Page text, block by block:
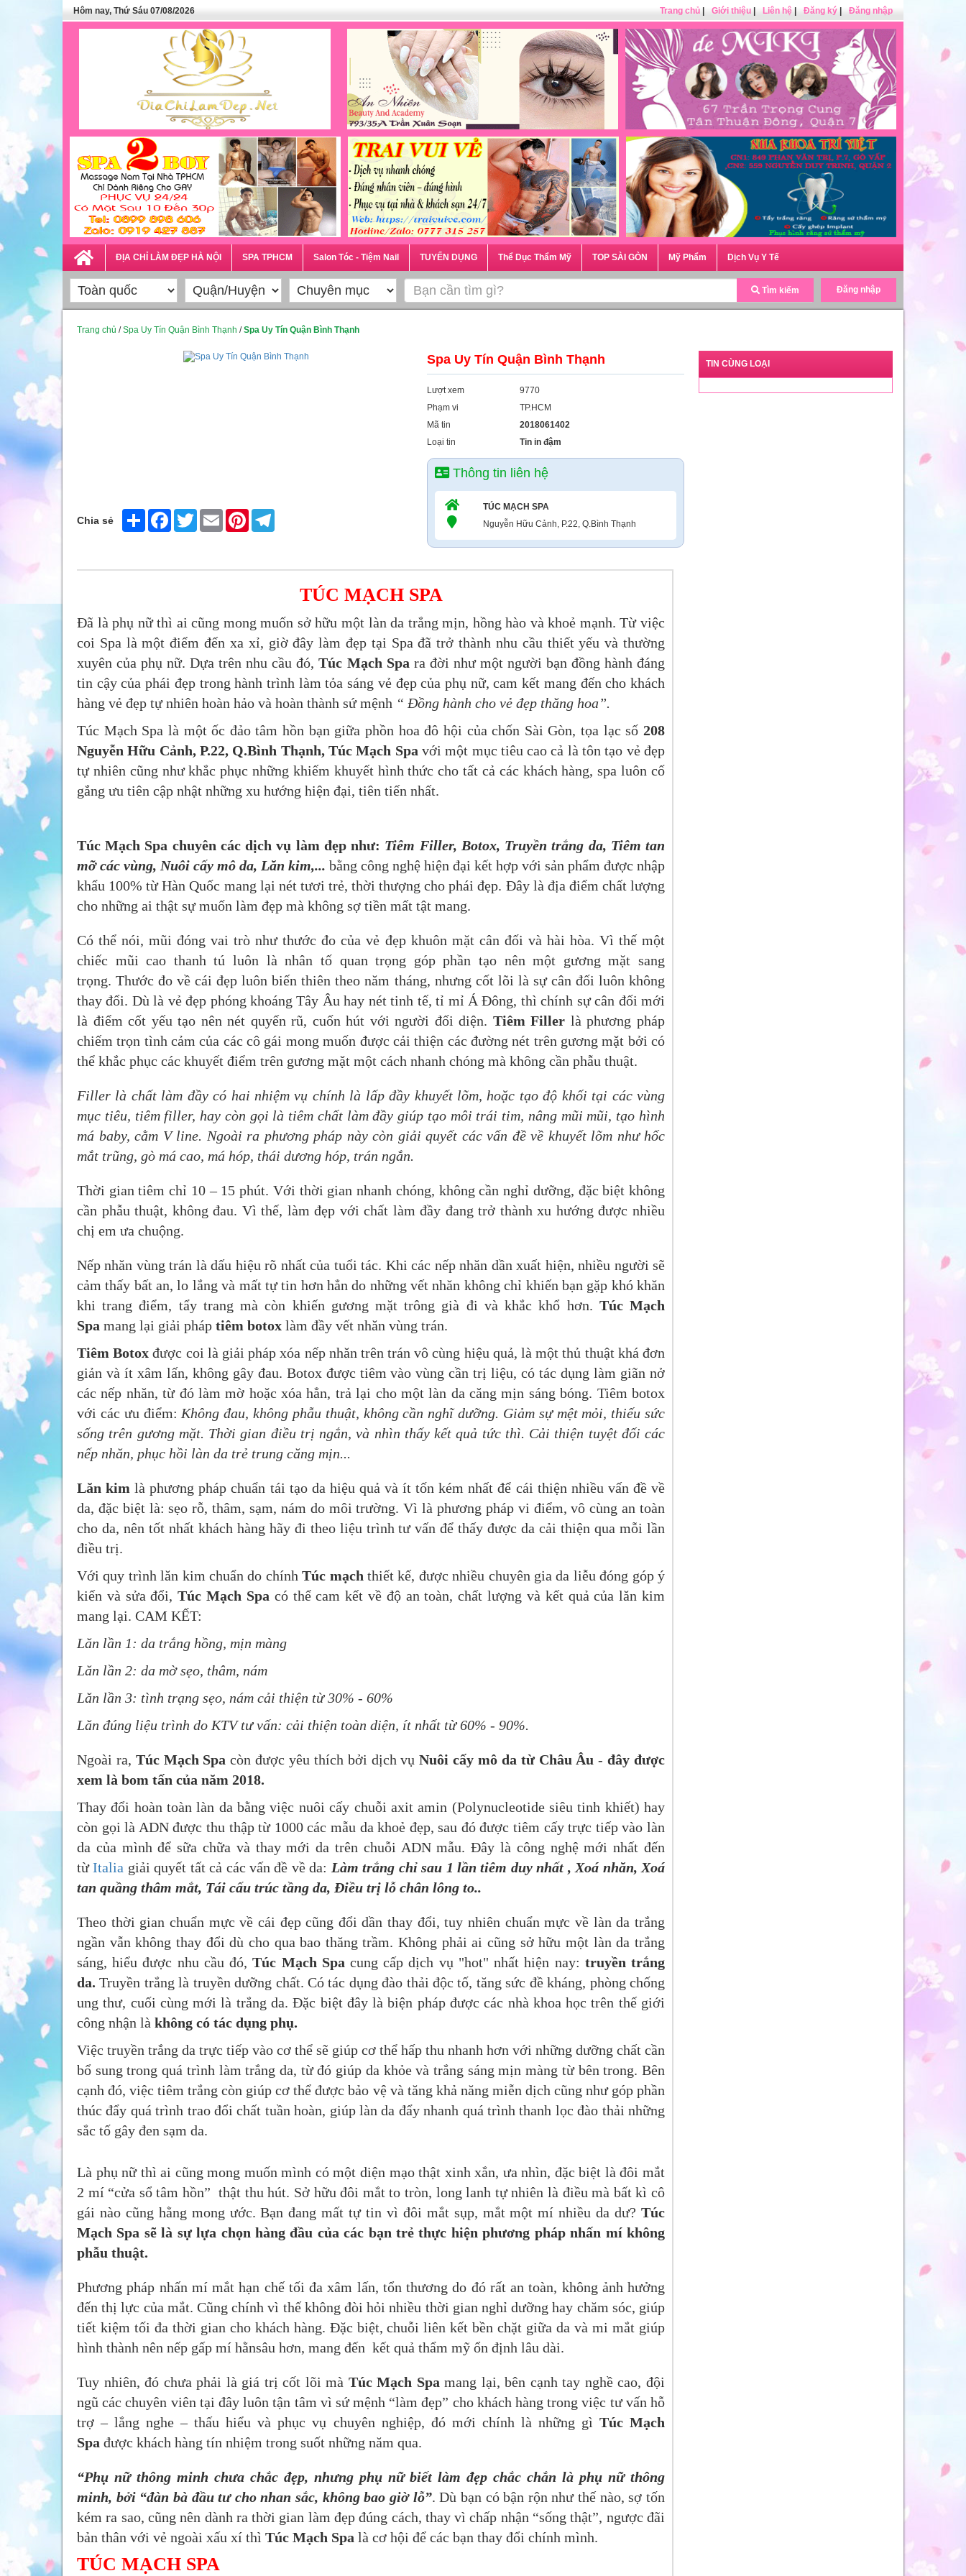
Hôm nay, Thứ Sáu 07/08/2026 Trang chủ Giới thiệu Liên hệ Đăng ký Đăng nhập
ĐỊA CHỈ LÀM ĐẸP HÀ NỘI SPA TPHCM Salon Tóc - Tiệm Nail TUYỂN DỤNG Thể Dục Thẩm Mỹ TOP SÀI GÒN Mỹ Phẩm Dịch Vụ Y Tế
Tìm kiếm Đăng nhập
Trang chủ /Spa Uy Tín Quận Bình Thạnh /Spa Uy Tín Quận Bình Thạnh
Chia sẻ Share FacebookTwitter Email Pinterest
Spa Uy Tín Quận Bình Thạnh
Lượt xem
9770
Phạm vi
TP.HCM
Mã tin
2018061402
Loại tin
Tin in đậm
Thông tin liên hệ
TÚC MẠCH SPA
Nguyễn Hữu Cảnh, P.22, Q.Bình Thạnh
TÚC MẠCH SPA
Đã là phụ nữ thì ai cũng mong muốn sở hữu một làn da trắng mịn, hồng hào và khoẻ mạnh. Từ việc
coi Spa là một điểm đến xa xỉ, giờ đây làm đẹp tại Spa đã trở thành nhu cầu thiết yếu và thường
xuyên của phụ nữ. Dựa trên nhu cầu đó,Túc Mạch Spa ra đời như một người bạn đồng hành đáng
tin cậy của phái đẹp trong hành trình làm tỏa sáng vẻ đẹp của phụ nữ, cam kết mang đến cho khách
hàng vẻ đẹp tự nhiên hoàn hảo và hoàn thành sứ mệnh “ Đồng hành cho vẻ đẹp thăng hoa”.
Túc Mạch Spa là một ốc đảo tâm hồn bạn giữa phồn hoa đô hội của chốn Sài Gòn, tọa lạc số 208
Nguyễn Hữu Cảnh, P.22, Q.Bình Thạnh, Túc Mạch Spa với một mục tiêu cao cả là tôn tạo vẻ đẹp
tự nhiên cũng như khắc phục những khiếm khuyết hình thức cho tất cả các khách hàng, spa luôn cố
gắng ưu tiên cập nhật những xu hướng hiện đại, tiên tiến nhất.
Túc Mạch Spa chuyên các dịch vụ làm đẹp như: Tiêm Filler, Botox, Truyền trắng da, Tiêm tan
mỡ các vùng, Nuôi cấy mô da, Lăn kim,... bằng công nghệ hiện đại kết hợp với sản phẩm được nhập
khẩu 100% từ Hàn Quốc mang lại nét tươi trẻ, thời thượng cho phái đẹp. Đây là địa điểm chất lượng
cho những ai thật sự muốn làm đẹp mà không sợ tiền mất tật mang.
Có thể nói, mũi đóng vai trò như thước đo của vẻ đẹp khuôn mặt cân đối và hài hòa. Vì thế một
chiếc mũi cao thanh tú luôn là nhân tố quan trọng góp phần tạo nên một gương mặt sang
trọng. Thước đo về cái đẹp luôn biến thiên theo năm tháng, nhưng cốt lõi là sự cân đối luôn không
thay đổi. Dù là vẻ đẹp phóng khoáng Tây Âu hay nét tinh tế, tỉ mỉ Á Đông, thì chính sự cân đối mới
là điểm cốt yếu tạo nên nét quyến rũ, cuốn hút với người đối diện. Tiêm Filler là phương pháp
chiếm trọn tình cảm của các cô gái mong muốn được cải thiện các đường nét trên gương mặt bởi có
thể khắc phục các khuyết điểm trên gương mặt một cách nhanh chóng mà không cần phẫu thuật.
Filler là chất làm đầy có hai nhiệm vụ chính là lấp đầy khuyết lõm, hoặc tạo độ khối tại các vùng
mục tiêu, tiêm filler, hay còn gọi là tiêm chất làm đầy giúp tạo môi trái tim, nâng mũi mũi, tạo hình
má baby, cằm V line. Ngoài ra phương pháp này còn giải quyết các vấn đề về khuyết lõm như hốc
mắt trũng, gò má cao, má hóp, thái dương hóp, trán ngắn.
Thời gian tiêm chỉ 10 – 15 phút. Với thời gian nhanh chóng, không cần nghỉ dưỡng, đặc biệt không
cần phẫu thuật, không đau. Vì thế, làm đẹp với chất làm đầy đang trở thành xu hướng được nhiều
chị em ưa chuộng.
Nếp nhăn vùng trán là dấu hiệu rõ nhất của tuổi tác. Khi các nếp nhăn dần xuất hiện, nhiều người sẽ
cảm thấy bất an, lo lắng và mất tự tin hơn hẳn do những vết nhăn không chỉ khiến bạn gặp khó khăn
khi trang điểm, tẩy trang mà còn khiến gương mặt trông già đi và khắc khổ hơn. Túc Mạch
Spa mang lại giải pháp tiêm botox làm đầy vết nhăn vùng trán.
Tiêm Botox được coi là giải pháp xóa nếp nhăn trên trán vô cùng hiệu quả, là một thủ thuật khá đơn
giản và ít xâm lấn, không gây đau. Botox được tiêm vào vùng cần trị liệu, có tác dụng làm giãn nở
các nếp nhăn, từ đó làm mờ hoặc xóa hẳn, trả lại cho một làn da căng mịn sáng bóng. Tiêm botox
với các ưu điểm: Không đau, không phẫu thuật, không cần nghĩ dưỡng. Giảm sự mệt mỏi, thiếu sức
sống trên gương mặt. Thời gian điều trị ngắn, và nhìn thấy kết quả tức thì. Cải thiện tuyệt đối các
nếp nhăn, phục hồi làn da trẻ trung căng mịn...
Lăn kim là phương pháp chuẩn tái tạo da hiệu quả và ít tốn kém nhất để cái thiện nhiều vấn đề về
da, đặc biệt là: sẹo rỗ, thâm, sạm, nám do môi trường. Vì là phương pháp vi điểm, vô cùng an toàn
cho da, nên tốt nhất khách hàng hãy đi theo liệu trình tư vấn để thấy được da cải thiện qua mỗi lần
điều trị.
Với quy trình lăn kim chuẩn do chínhTúc mạch thiết kế, được nhiều chuyên gia da liễu đóng góp ý
kiến và sửa đổi,Túc Mạch Spa có thể cam kết về độ an toàn, chất lượng và kết quả của lăn kim
mang lại. CAM KẾT:
Lăn lần 1: da trắng hồng, mịn màng
Lăn lần 2: da mờ sẹo, thâm, nám
Lăn lần 3: tình trạng sẹo, nám cải thiện từ 30% - 60%
Lăn đúng liệu trình do KTV tư vấn: cải thiện toàn diện, ít nhất từ 60% - 90%.
Ngoài ra, Túc Mạch Spacòn được yêu thích bởi dịch vụNuôi cấy mô da từ Châu Âu -đây được
xem là bom tấn của năm 2018.
Thay đổi hoàn toàn làn da bằng việc nuôi cấy chuỗi axit amin (Polynucleotide siêu tinh khiết) hay
còn gọi là ADN được thu thập từ 1000 các mẫu da khoẻ đẹp, sau đó được tiêm cấy trực tiếp vào làn
da của mình để sữa chữa và thay mới da trên chuỗi ADN mẫu. Đây là công nghệ mới nhất đến
từItalia giải quyết tất cả các vấn đề về da: Làm trắng chỉ sau 1 lần tiêm duy nhất , Xoá nhăn, Xoá
tan quầng thâm mắt, Tái cấu trúc tầng da, Điều trị lỗ chân lông to..
Theo thời gian chuẩn mực về cái đẹp cũng đổi dần thay đổi, tuy nhiên chuẩn mực về làn da trắng
ngần vẫn không thay đổi dù cho qua bao thăng trầm. Không phải ai cũng sở hữu một làn da trắng
sáng, hiểu được nhu cầu đó,Túc Mạch Spa cung cấp dịch vụ "hot" nhất hiện nay: truyền trắng
da.Truyền trắng là truyền dưỡng chất. Có tác dụng đào thải độc tố, tăng sức đề kháng, phòng chống
ung thư, cuối cùng mới là trắng da. Đặc biệt đây là biện pháp được các nhà khoa học trên thế giới
công nhận là không có tác dụng phụ.
Việc truyền trắng da trực tiếp vào cơ thể sẽ giúp cơ thể hấp thu nhanh hơn với những dưỡng chất cần
bổ sung trong quá trình làm trắng da, từ đó giúp da khỏe và trắng sáng mịn màng từ bên trong. Bên
cạnh đó, việc tiêm trắng còn giúp cơ thể được bảo vệ và tăng khả năng miễn dịch cũng như góp phần
thúc đẩy quá trình trao đổi chất tuần hoàn, giúp làn da đẩy nhanh quá trình thanh lọc đào thải những
sắc tố gây đen sạm da.
Là phụ nữ thì ai cũng mong muốn mình có một diện mạo thật xinh xắn, ưa nhìn, đặc biệt là đôi mắt
2 mí “cửa sổ tâm hồn” thật thu hút. Sở hữu đôi mắt to tròn, long lanh tự nhiên là điều mà bất kì cô
gái nào cũng hằng mong ước. Bạn đang mất tự tin vì đôi mắt sụp, mắt một mí nhiều da dư? Túc
Mạch Spa sẽ là sự lựa chọn hàng đầu của các bạn trẻ thực hiện phương pháp nhấn mí không
phẫu thuật.
Phương pháp nhấn mí mắt hạn chế tối đa xâm lấn, tổn thương do đó rất an toàn, không ảnh hưởng
đến thị lực của mắt. Cũng chính vì thế không đòi hỏi nhiều thời gian nghỉ dưỡng hay chăm sóc, giúp
tiết kiệm tối đa thời gian cho khách hàng. Đặc biệt, chuỗi liên kết bền chặt giữa da và mi mắt giúp
hình thành nên nếp gấp mí hằnsâu hơn, mang đến kết quả thẩm mỹ ổn định lâu dài.
Tuy nhiên, đó chưa phải là giá trị cốt lõi mà Túc Mạch Spa mang lại, bên cạnh tay nghề cao, đội
ngũ các chuyên viên tại đây luôn tận tâm vì sứ mệnh “làm đẹp” cho khách hàng trong việc tư vấn hỗ
trợ – lắng nghe – thấu hiểu và phục vụ chuyên nghiệp, đó mới chính là những gì Túc Mạch
Spa được khách hàng tín nhiệm trong suốt những năm qua.
“Phụ nữ thông minh chưa chắc đẹp, nhưng phụ nữ biết làm đẹp chắc chắn là phụ nữ thông
minh, bởi “đàn bà đầu tư cho nhan sắc, không bao giờ lỗ”. Dù bạn có bận rộn như thế nào, sợ tốn
kém ra sao, cũng nên dành ra thời gian làm đẹp đúng cách, thay vì chấp nhận “sống thật”, ngược đãi
bản thân với vẻ ngoài xấu xí thì Túc Mạch Spa là cơ hội để các bạn thay đổi chính mình.
TÚC MẠCH SPA
TIN CÙNG LOẠI